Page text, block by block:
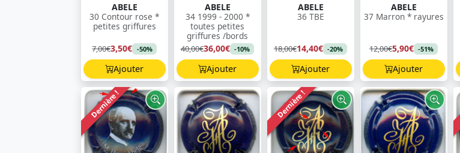
ABELE
30 Contour rose *
petites griffures
7,00€3,50€ -50%
Ajouter
ABELE
34 1999 - 2000 *
toutes petites
griffures /bords
40,00€36,00€ -10%
Ajouter
ABELE
36 TBE
18,00€14,40€ -20%
Ajouter
ABELE
37 Marron * rayures
12,00€5,90€ -51%
Ajouter
Dernière ! Dernière !